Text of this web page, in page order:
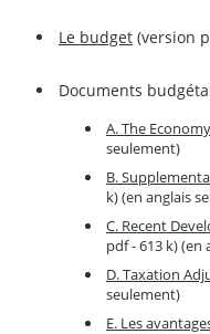
Le budget (version
Documents
A. The Economy
seulement)
B.
k) (en anglais
C. Recent
pdf - 613 k) (en
D. Taxation
seulement)
E. Les